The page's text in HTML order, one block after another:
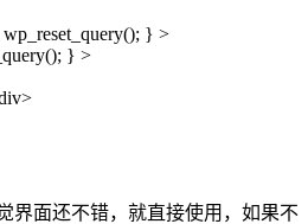
} >
} >
界面还不错，就直接使用，如果不